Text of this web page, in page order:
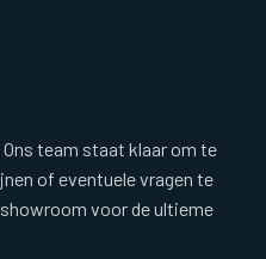
team staat klaar om te
of eventuele vragen te
voor de ultieme